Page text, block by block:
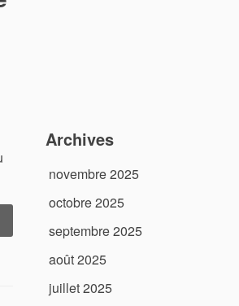
Archives
novembre 2025
octobre 2025
septembre 2025
août 2025
juillet 2025